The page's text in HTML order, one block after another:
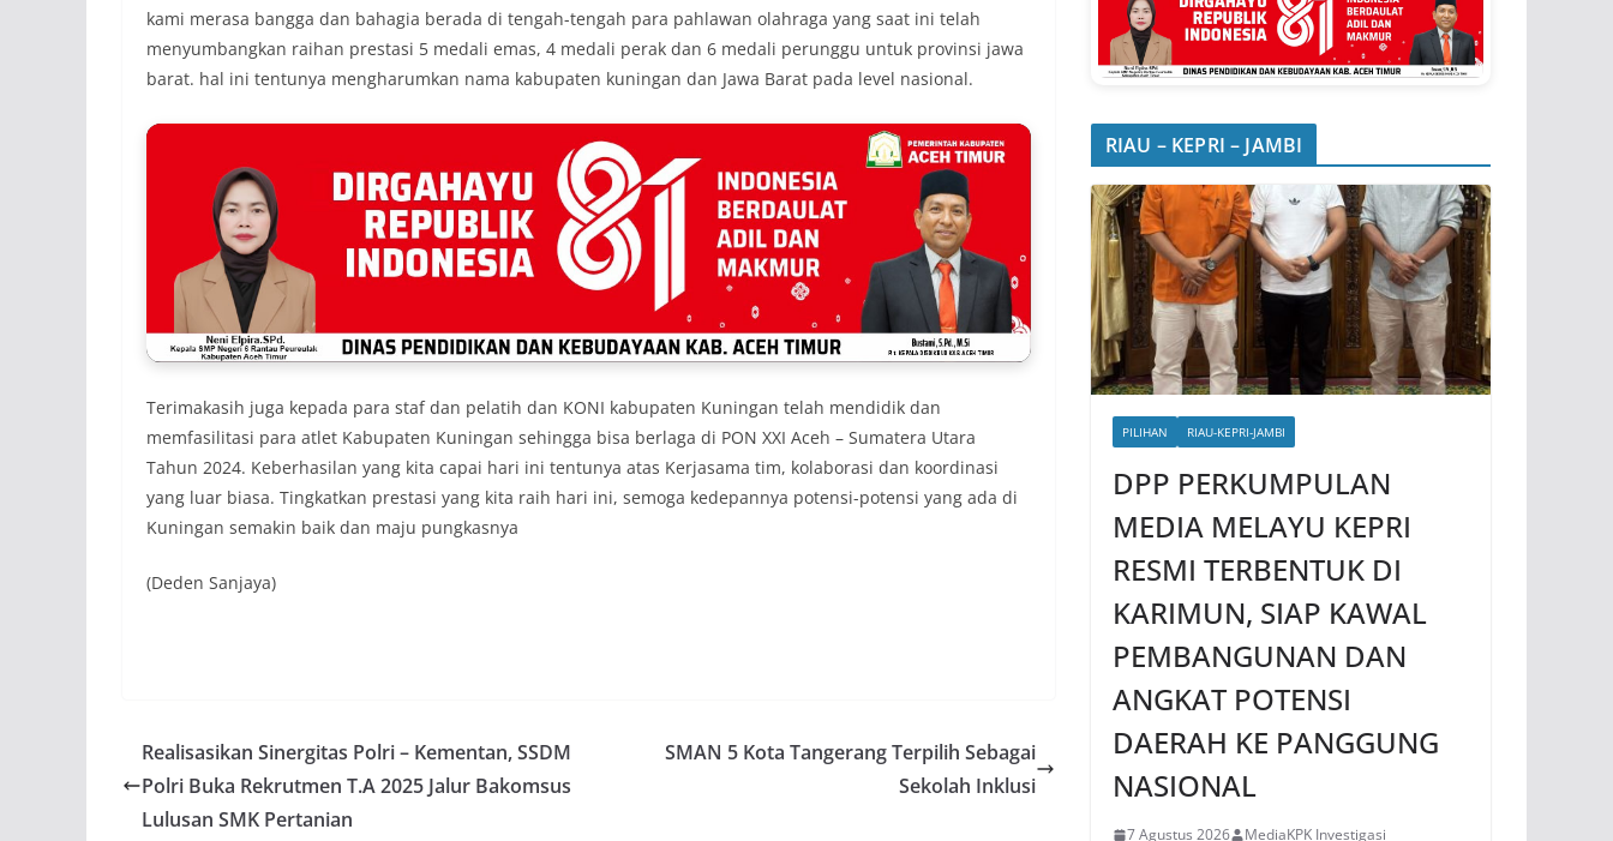
kami merasa bangga dan bahagia berada di tengah-tengah para pahlawan olahraga yang saat ini telah
menyumbangkan raihan prestasi 5 medali emas, 4 medali perak dan 6 medali perunggu untuk provinsi jawa
barat. hal ini tentunya mengharumkan nama kabupaten kuningan dan Jawa Barat pada level nasional.
Terimakasih juga kepada para staf dan pelatih dan KONI kabupaten Kuningan telah mendidik dan
memfasilitasi para atlet Kabupaten Kuningan sehingga bisa berlaga di PON XXI Aceh – Sumatera Utara
Tahun 2024. Keberhasilan yang kita capai hari ini tentunya atas Kerjasama tim, kolaborasi dan koordinasi
yang luar biasa. Tingkatkan prestasi yang kita raih hari ini, semoga kedepannya potensi-potensi yang ada di
Kuningan semakin baik dan maju pungkasnya
(Deden Sanjaya)
Realisasikan Sinergitas Polri – Kementan, SSDM
Polri Buka Rekrutmen T.A 2025 Jalur Bakomsus
Lulusan SMK Pertanian
SMAN 5 Kota Tangerang Terpilih Sebagai
Sekolah Inklusi
RIAU – KEPRI – JAMBI
PILIHAN RIAU-KEPRI-JAMBI
DPP PERKUMPULAN
MEDIA MELAYU KEPRI
RESMI TERBENTUK DI
KARIMUN, SIAP KAWAL
PEMBANGUNAN DAN
ANGKAT POTENSI
DAERAH KE PANGGUNG
NASIONAL
7 Agustus 2026 MediaKPK Investigasi